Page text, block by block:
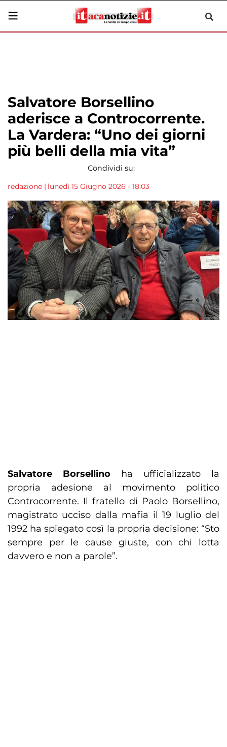
Salvatore Borsellino
aderisce a Controcorrente.
La Vardera: “Uno dei giorni
più belli della mia vita”
Condividi su:
redazione | lunedì 15 Giugno 2026 - 18:03
Salvatore Borsellino ha ufficializzato la
propria adesione al movimento politico
Controcorrente. Il fratello di Paolo Borsellino,
magistrato ucciso dalla mafia il 19 luglio del
1992 ha spiegato così la propria decisione: “Sto
sempre per le cause giuste, con chi lotta
davvero e non a parole”.